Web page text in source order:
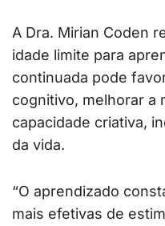
A Dra. Mirian Coden
idade limite para
continuada pode
cognitivo, melhorar a
capacidade criativa,
da vida.
“O aprendizado
mais efetivas de